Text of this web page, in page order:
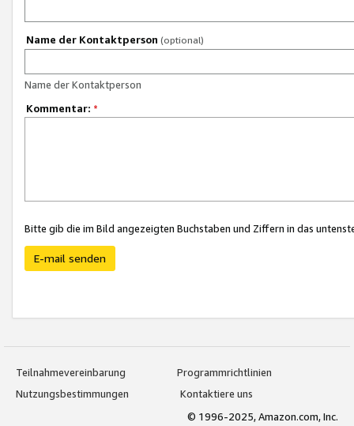
Name der Kontaktperson (optional)
Name der Kontaktperson
Kommentar: *
Bitte gib die im Bild angezeigten Buchstaben und Ziffern in das
E-mail senden
Teilnahmevereinbarung
Programmrichtlinien
Nutzungsbestimmungen
Kontaktiere uns
© 1996-2025, Amazon.com, Inc.